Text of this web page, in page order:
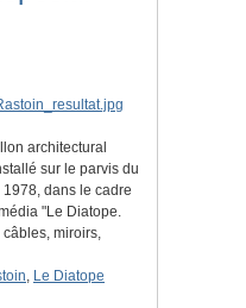
architectural
sur le parvis du
dans le cadre
"Le Diatope.
miroirs,
, Le Diatope